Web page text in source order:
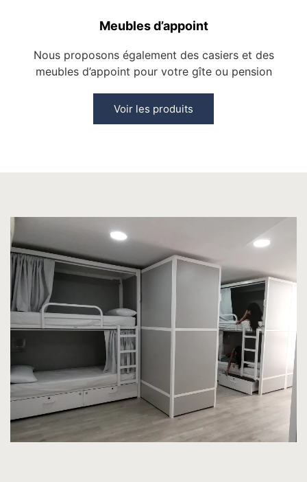
Meubles d’appoint
Nous proposons également des casiers et des
meubles d’appoint pour votre gîte ou pension
Voir les produits